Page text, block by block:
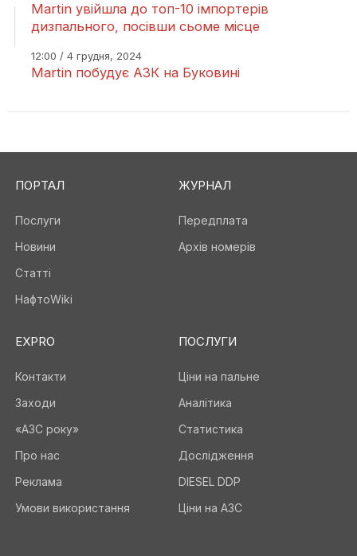
Martin увійшла до топ-10 імпортерів
дизпального, посівши сьоме місце
12:00 / 4 грудня, 2024
Martin побудує АЗК на Буковині
ПОРТАЛ
Послуги
Новини
Статті
НафтоWiki
ЖУРНАЛ
Передплата
Архів номерів
EXPRO
Контакти
Заходи
«АЗС року»
Про нас
Реклама
Умови використання
ПОСЛУГИ
Ціни на пальне
Аналітика
Статистика
Дослідження
DIESEL DDP
Ціни на АЗС